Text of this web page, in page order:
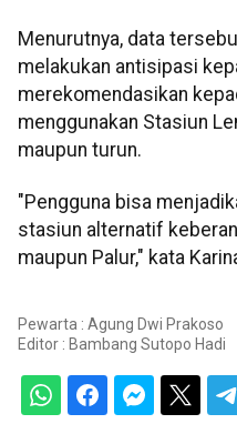
Menurutnya, data
melakukan antisipasi
merekomendasikan
menggunakan Stasiun
maupun turun.
"Pengguna bisa
stasiun alternatif
maupun Palur," kata
Pewarta : Agung Dwi Prakoso
Editor : Bambang Sutopo Hadi